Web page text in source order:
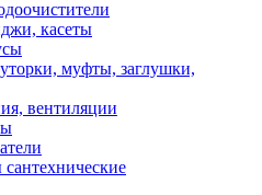
касеты
муфты, заглушки,
вентиляции